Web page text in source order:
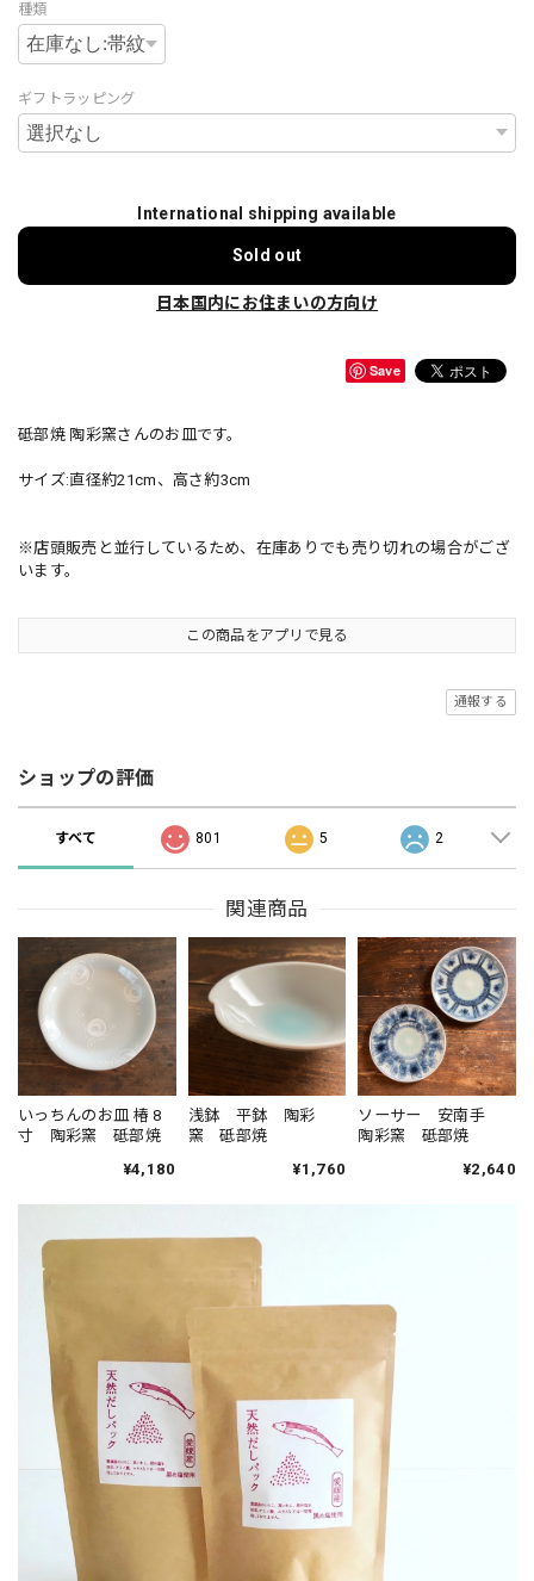
種類
ギフトラッピング
International shipping available
Sold out
日本国内にお住まいの方向け
Save
砥部焼 陶彩窯さんのお皿です。
サイズ:直径約21cm、高さ約3cm
※店頭販売と並行しているため、在庫ありでも売り切れの場合がござ
います。
この商品をアプリで見る
通報する
ショップの評価
すべて 801 5 2
関連商品
いっちんのお皿 椿 8
寸 陶彩窯 砥部焼
¥4,180
浅鉢 平鉢 陶彩
窯 砥部焼
¥1,760
ソーサー 安南手
陶彩窯 砥部焼
¥2,640